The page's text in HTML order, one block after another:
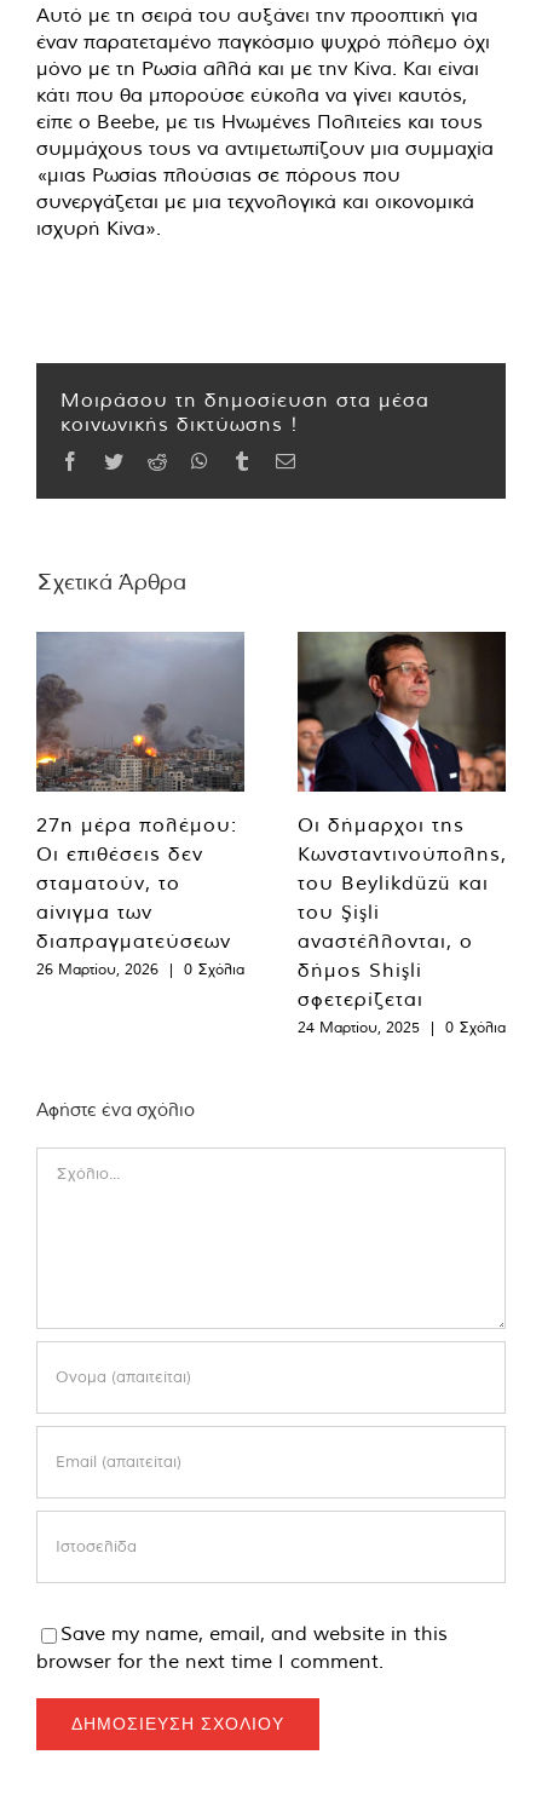
Αυτό με τη σειρά του αυξάνει την προοπτική για
έναν παρατεταμένο παγκόσμιο ψυχρό πόλεμο όχι
μόνο με τη Ρωσία αλλά και με την Κίνα. Και είναι
κάτι που θα μπορούσε εύκολα να γίνει καυτός,
είπε ο Beebe, με τις Ηνωμένες Πολιτείες και τους
συμμάχους τους να αντιμετωπίζουν μια συμμαχία
«μιας Ρωσίας πλούσιας σε πόρους που
συνεργάζεται με μια τεχνολογικά και οικονομικά
ισχυρή Κίνα».
Μοιράσου τη δημοσίευση στα μέσα
κοινωνικής δικτύωσης !
Facebook
TwitterReddit WhatsApp
TumblrEmail
Σχετικά Άρθρα
27η μέρα πολέμου:
Οι επιθέσεις δεν
σταματούν, το
αίνιγμα των
διαπραγματεύσεων
26 Μαρτίου, 2026 | 0 Σχόλια
Οι δήμαρχοι της
Κωνσταντινούπολης,
του Beylikdüzü και
του Şişli
αναστέλλονται, ο
δήμος Shişli
σφετερίζεται
24 Μαρτίου, 2025 | 0 Σχόλια
Αφήστε ένα σχόλιο
Save my name, email, and website in this
browser for the next time I comment.